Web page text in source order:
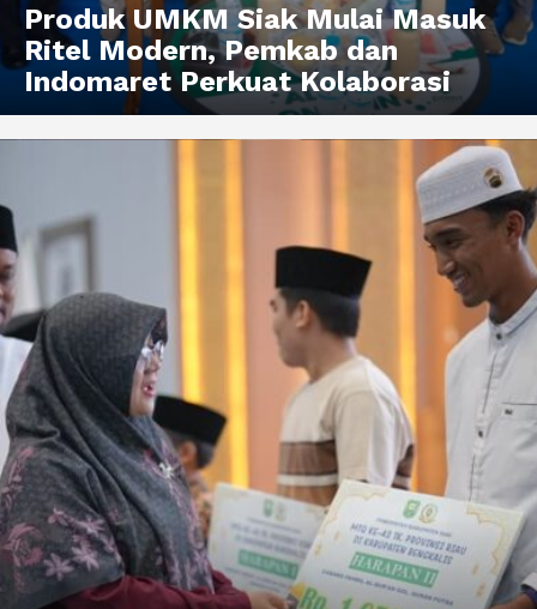
Produk UMKM Siak Mulai Masuk
Ritel Modern, Pemkab dan
Indomaret Perkuat Kolaborasi